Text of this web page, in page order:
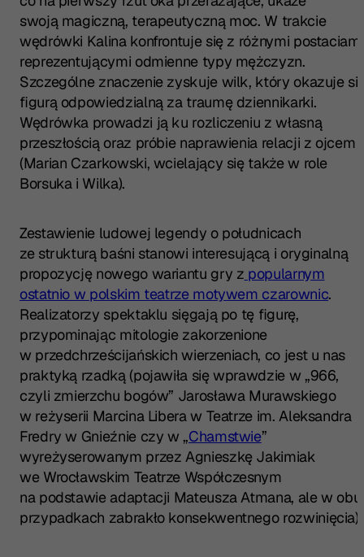
swoją magiczną, terapeutyczną moc. W trakcie
wędrówki Kalina konfrontuje się z różnymi
reprezentującymi odmienne typy mężczyzn.
Szczególne znaczenie zyskuje wilk, który okazuje
figurą odpowiedzialną za traumę dziennikarki.
Wędrówka prowadzi ją ku rozliczeniu z własną
przeszłością oraz próbie naprawienia relacji z ojcem
(Marian Czarkowski, wcielający się także w role
Borsuka i Wilka).
Zestawienie ludowej legendy o południcach
ze strukturą baśni stanowi interesującą i oryginalną
propozycję nowego wariantu gry z popularnym
ostatnio w polskim teatrze motywem czarownic.
Realizatorzy spektaklu sięgają po tę figurę,
przypominając mitologie zakorzenione
w przedchrześcijańskich wierzeniach, co jest u nas
praktyką rzadką (pojawiła się wprawdzie w „966,
czyli zmierzchu bogów” Jarosława Murawskiego
w reżyserii Marcina Libera w Teatrze im. Aleksandra
Fredry w Gnieźnie czy w „Chamstwie”
wyreżyserowanym przez Agnieszkę Jakimiak
we Wrocławskim Teatrze Współczesnym
na podstawie adaptacji Mateusza Atmana, ale w obu
przypadkach zabrakło konsekwentnego rozwinięcia).